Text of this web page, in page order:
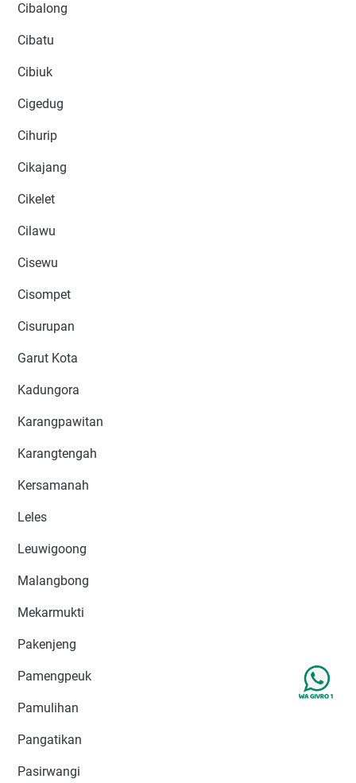
Cibalong
Cibatu
Cibiuk
Cigedug
Cihurip
Cikajang
Cikelet
Cilawu
Cisewu
Cisompet
Cisurupan
Garut Kota
Kadungora
Karangpawitan
Karangtengah
Kersamanah
Leles
Leuwigoong
Malangbong
Mekarmukti
Pakenjeng
Pamengpeuk
Pamulihan
Pangatikan
Pasirwangi